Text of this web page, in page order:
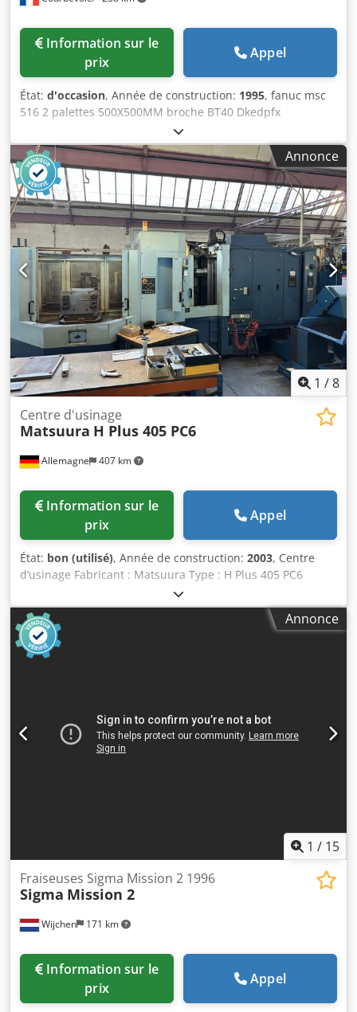
prix
Appel
État: d'occasion, Année de construction: 1995, fanuc msc
516 2 palettes 500X500MM broche BT40 Dkedpfx
Ahezgrzkozer vitesse broche 12000 tours changeur 20
outils arrosage 20 bar renishaw
Annonce
1 /8
Allemagne 407 km
Centre d'usinage
Matsuura H Plus 405 PC6
prix
Appel
État: bon (utilisé), Année de construction: 2003, Centre
d’usinage Fabricant : Matsuura Type : H Plus 405 PC6
Année de fabrication : 2003 Commande numérique (CNC) :
Fanuc G-Tech 16i Courses : X/Y/Z : 600 x 600 x 600 mm
Taille de la table : 500 x 500 mm Djdpfxoltlx Nj Ahzokr
Changeur de palettes à 6 positions Magasin d’outils : 120
outils 4ème axe Système de haute pression Knoll
Annonce
1 / 15
Wijchen 171 km
Fraiseuses Sigma Mission 2 1996
Sigma Mission 2
prix
Appel